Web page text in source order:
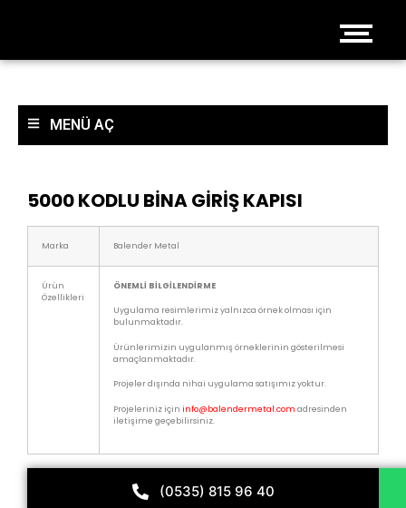
MENÜ AÇ
5000 KODLU BİNA GİRİŞ KAPISI
Marka Balender Metal
Ürün
Özellikleri
ÖNEMLİ BİLGİLENDİRME
Uygulama resimlerimiz yalnızca örnek olması için
bulunmaktadır.
Ürünlerimizin uygulanmış örneklerinin gösterilmesi
amaçlanmaktadır.
Projeler dışında nihai uygulama satışımız yoktur.
Projeleriniz için info@balendermetal.com adresinden
iletişime geçebilirsiniz.
(0535) 815 96 40